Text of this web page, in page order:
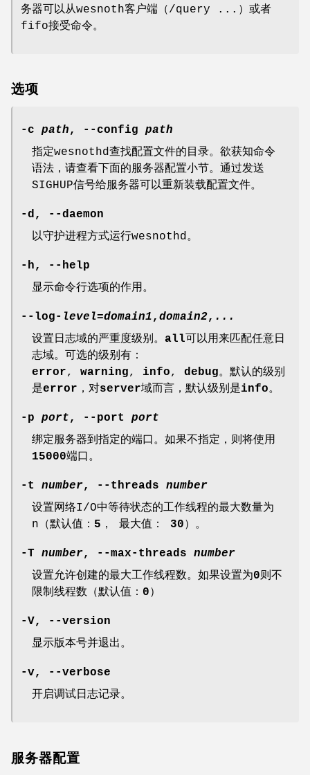
务器可以从wesnoth客户端（/query ...）或者
fifo接受命令。
选项
-c path, --config path
指定wesnothd查找配置文件的目录。欲获知命令
语法，请查看下面的服务器配置小节。通过发送
SIGHUP信号给服务器可以重新装载配置文件。
-d, --daemon
以守护进程方式运行wesnothd。
-h, --help
显示命令行选项的作用。
--log- level=domain1, domain2, ...
设置日志域的严重度级别。 all可以用来匹配任意日
志域。可选的级别有：
error, warning, info, debug。默认的级别
是error ，对server域而言，默认级别是info。
-p port, --port
port
绑定服务器到指定的端口。如果不指定，则将使用
15000端口。
-t number, --threads number
设置网络I/O中等待状态的工作线程的最大数量为
n（默认值： 5 ， 最大值： 30 ）。
-T number, --max-threads number
设置允许创建的最大工作线程数。如果设置为0则不
限制线程数（默认值： 0 ）
-V, --version
显示版本号并退出。
-v, --verbose
开启调试日志记录。
服务器配置